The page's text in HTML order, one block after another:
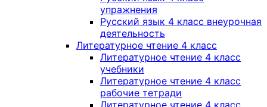
упражнения
Русский язык 4 класс внеурочная
деятельность
Литературное чтение 4 класс
Литературное чтение 4 класс
учебники
Литературное чтение 4 класс
рабочие тетради
Литературное чтение 4 класс